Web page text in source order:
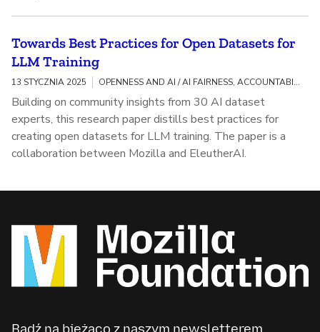
Towards Best Practices for Open Datasets for
LLM Training
13 STYCZNIA 2025 OPENNESS AND AI / AI FAIRNESS, ACCOUNTABILITY, AND TRANSPARENCY
Building on community insights from 30 AI dataset
experts, this research paper distills best practices for
creating open datasets for LLM training. The paper is a
collaboration between Mozilla and EleutherAI.